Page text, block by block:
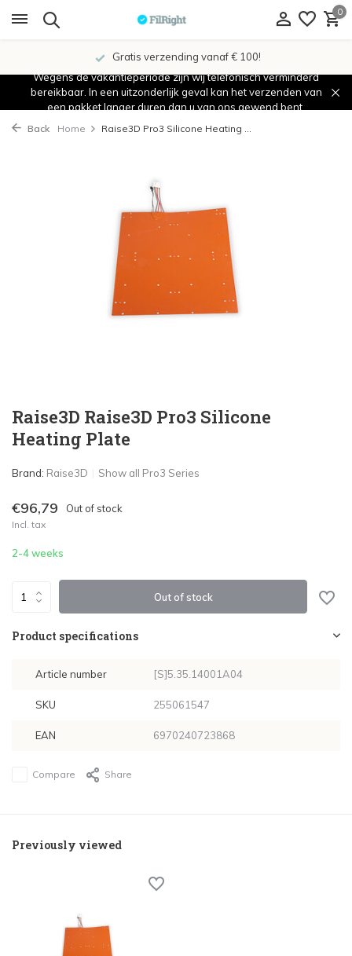
0
Gratis verzending vanaf € 100!
Wegens de vakantieperiode zijn wij telefonisch verminderd
bereikbaar. In een uitzonderlijk geval kan het verzenden van
een pakket langer duren dan u van ons gewend bent.
Back Home Raise3D Pro3 Silicone Heating ...
Raise3D Raise3D Pro3 Silicone
Heating Plate
Brand: Raise3D Show all Pro3 Series
€96,79 Out of stock
Incl. tax
2-4 weeks
Out of stock
Product specifications
Article number [S]5.35.14001A04
SKU 255061547
EAN 6970240723868
Compare Share
Previously viewed